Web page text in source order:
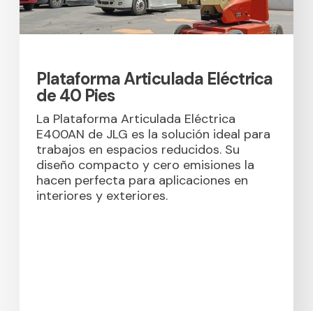
Plataforma Articulada Eléctrica
de 40 Pies
La Plataforma Articulada Eléctrica
E400AN de JLG es la solución ideal para
trabajos en espacios reducidos. Su
diseño compacto y cero emisiones la
hacen perfecta para aplicaciones en
interiores y exteriores.